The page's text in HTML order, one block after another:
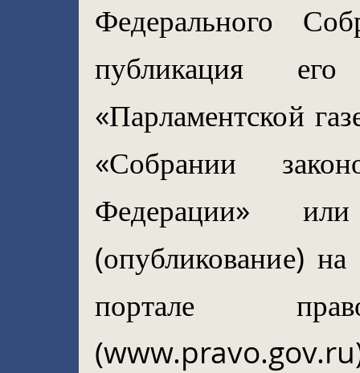
Федерального
публикация
«Парламентской
«Собрании
Федерации»
(опубликование)
портале